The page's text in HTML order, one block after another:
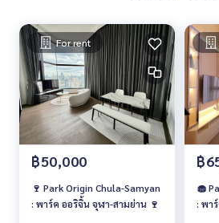
For rent
฿50,000
🍷 Park Origin Chula-Samyan
: พาร์ค ออริจิ้น จุฬา-สามย่าน 🍷
฿
🧁
: พา